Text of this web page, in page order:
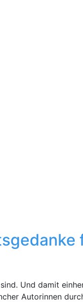
Und damit
Autorinnen